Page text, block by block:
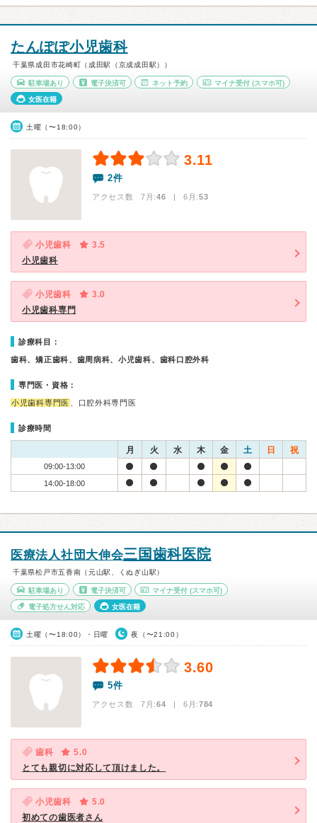
たんぽぽ小児歯科
千葉県成田市花崎町（成田駅（京成成田駅））
駐車場あり 電子決済可 ネット予約 マイナ受付 (スマホ可)
女医在籍
土曜（〜18:00）
3.11
2件
アクセス数 7月:46 | 6月:53
小児歯科
3.5
小児歯科
小児歯科
3.0
小児歯科専門
診療科目：
歯科、矯正歯科、歯周病科、小児歯科、歯科口腔外科
専門医・資格：
小児歯科専門医 、口腔外科専門医
診療時間
月 火 水 木 金 土 日 祝
09:00-13:00
14:00-18:00
医療法人社団大伸会三国歯科医院
千葉県松戸市五香南（元山駅、くぬぎ山駅）
駐車場あり 電子決済可 マイナ受付 (スマホ可)
電子処方せん対応 女医在籍
土曜（〜18:00）・日曜 夜（〜21:00）
3.60
5件
アクセス数 7月:64 | 6月:784
歯科
5.0
とても親切に対応して頂けました。
小児歯科
5.0
初めての歯医者さん